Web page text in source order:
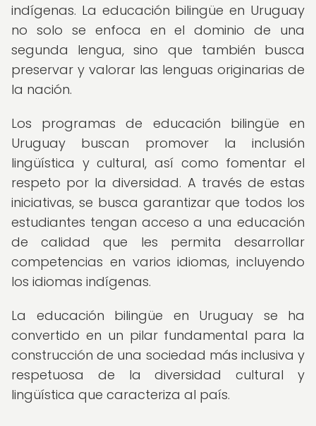
indígenas. La educación bilingüe en Uruguay
no solo se enfoca en el dominio de una
segunda lengua, sino que también busca
preservar y valorar las lenguas originarias de
la nación.
Los programas de educación bilingüe en
Uruguay buscan promover la inclusión
lingüística y cultural, así como fomentar el
respeto por la diversidad. A través de estas
iniciativas, se busca garantizar que todos los
estudiantes tengan acceso a una educación
de calidad que les permita desarrollar
competencias en varios idiomas, incluyendo
los idiomas indígenas.
La educación bilingüe en Uruguay se ha
convertido en un pilar fundamental para la
construcción de una sociedad más inclusiva y
respetuosa de la diversidad cultural y
lingüística que caracteriza al país.